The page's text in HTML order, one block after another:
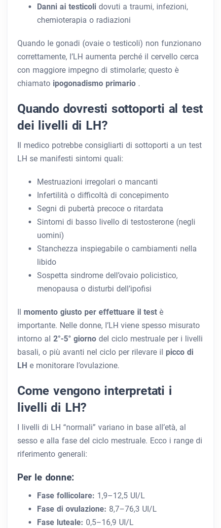
Danni ai testicoli dovuti a traumi, infezioni,
chemioterapia o radiazioni
Quando le gonadi (ovaie o testicoli) non funzionano
correttamente, l’LH aumenta perché il cervello cerca
con maggiore impegno di stimolarle; questo è
chiamato ipogonadismo primario .
Quando dovresti sottoporti al test
dei livelli di LH?
Il medico potrebbe consigliarti di sottoporti a un test
LH se manifesti sintomi quali:
Mestruazioni irregolari o mancanti
Infertilità o difficoltà di concepimento
Segni di pubertà precoce o ritardata
Sintomi di basso livello di testosterone (negli
uomini)
Stanchezza inspiegabile o cambiamenti nella
libido
Sospetta sindrome dell’ovaio policistico,
menopausa o disturbi dell’ipofisi
momento giusto per effettuare il test è
importante. Nelle donne, l’LH viene spesso misurato
intorno al 2°-5° giorno del ciclo mestruale per i livelli
basali, o più avanti nel ciclo per rilevare il picco di
LH e monitorare l’ovulazione.
Come vengono interpretati i
livelli di LH?
I livelli di LH “normali” variano in base all’età, al
sesso e alla fase del ciclo mestruale. Ecco i range di
riferimento generali:
Per le donne:
Fase follicolare: 1,9–12,5 UI/L
Fase di ovulazione: 8,7–76,3 UI/L
Fase luteale: 0,5–16,9 UI/L